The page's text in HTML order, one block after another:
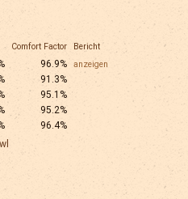
Comfort Factor Bericht
96.9% anzeigen
91.3%
95.1%
95.2%
96.4%